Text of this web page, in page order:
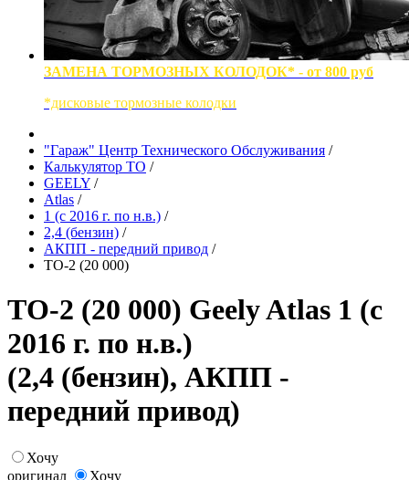
ЗАМЕНА ТОРМОЗНЫХ КОЛОДОК* - от 800 руб
*дисковые тормозные колодки
"Гараж" Центр Технического Обслуживания /
Калькулятор ТО /
GEELY /
Atlas /
1 (с 2016 г. по н.в.) /
2,4 (бензин) /
АКПП - передний привод /
ТО-2 (20 000)
ТО-2 (20 000) Geely Atlas 1 (с
2016 г. по н.в.)
(2,4 (бензин), АКПП -
передний привод)
Хочу
оригинал
Хочу